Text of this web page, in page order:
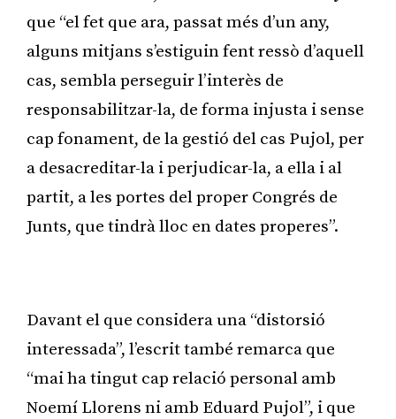
que “el fet que ara, passat més d’un any,
alguns mitjans s’estiguin fent ressò d’aquell
cas, sembla perseguir l’interès de
responsabilitzar-la, de forma injusta i sense
cap fonament, de la gestió del cas Pujol, per
a desacreditar-la i perjudicar-la, a ella i al
partit, a les portes del proper Congrés de
Junts, que tindrà lloc en dates properes”.
Davant el que considera una “distorsió
interessada”, l’escrit també remarca que
“mai ha tingut cap relació personal amb
Noemí Llorens ni amb Eduard Pujol”, i que